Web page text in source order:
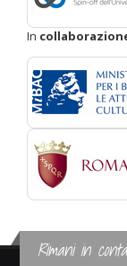
In
Rimani in